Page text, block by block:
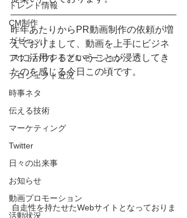
トレンド情報
CM制作
ガゼェット
アウトバウンドプロモーション
プロジェクト近況
時事ネタ
伝える技術
マーケティング
Twitter
日々の出来事
お知らせ
動画プロモーション
活動状況
昨年あたりからPR動画制作の依頼が増
えておりまして、動画を上手にビジネ
スに活用するということが浸透してき
たのを感じる今日この頃です。
自走性を持たせたWebサイトとなっておりま